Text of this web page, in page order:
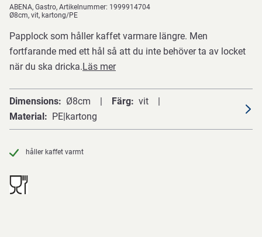
ABENA Gastro Artikelnummer: 1999914704
Ø8cm, vit, kartong/PE
Papplock som håller kaffet varmare längre. Men
fortfarande med ett hål så att du inte behöver ta av locket
när du ska dricka.Läs mer
Dimensions Ø8cm Färg
vit
Material
PE|kartong
håller kaffet varmt